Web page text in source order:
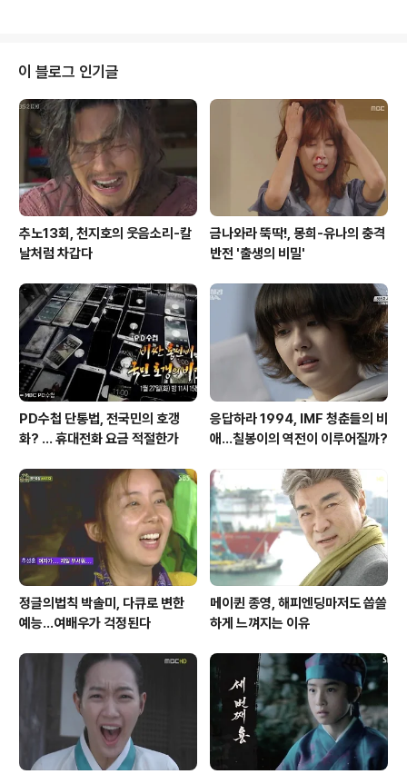
기농 먹거리 프로그램인 '삼시세끼'에 대해서 꼼꼼히 생각
해보면 도무지 불가능해 보이는 프로그램이 공중파 예능프
로그램보다 더 높은 인기를 끌고 있으니 이는 미스테리하
기만 한 상황이 아닐까. 특히 처음으로 '삼시세끼'가 방송되
었을 때만 하더라도 호스트인 이서진은 자신이 출연하는
프로그램에 대해 디스를 연발하며 '망한 ..
이 블로그 인기글
추노13회, 천지호의 웃음소리-칼
날처럼 차갑다
금나와라 뚝딱!, 몽희-유나의 충격
반전 '출생의 비밀'
PD수첩 단통법, 전국민의 호갱
화? ... 휴대전화 요금 적절한가
응답하라 1994, IMF 청춘들의 비
애...칠봉이의 역전이 이루어질까?
정글의법칙 박솔미, 다큐로 변한
예능...여배우가 걱정된다
메이퀸 종영, 해피엔딩마저도 씁쓸
하게 느껴지는 이유